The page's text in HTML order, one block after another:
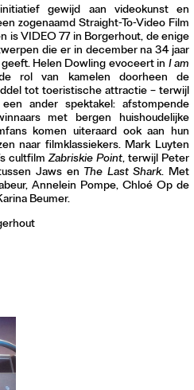
gewijd aan videokunst en
zogenaamd Straight-To-Video Film
is VIDEO 77 in Borgerhout, de enige
die er in december na 34 jaar
Helen Dowling evoceert in I am
rol van kamelen doorheen de
tot toeristische attractie – terwijl
ander spektakel: afstompende
met bergen huishoudelijke
komen uiteraard ook aan hun
naar filmklassiekers. Mark Luyten
cultfilmZabriskie Point, terwijl Peter
Jaws en The Last Shark. Met
Annelein Pompe, Chloé Op de
Beumer.